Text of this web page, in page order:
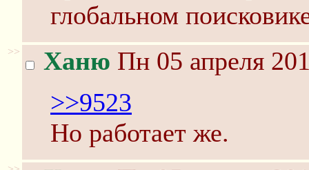
глобальном
>> Ханю Пн 05 апреля
>>9523
Но работает же.